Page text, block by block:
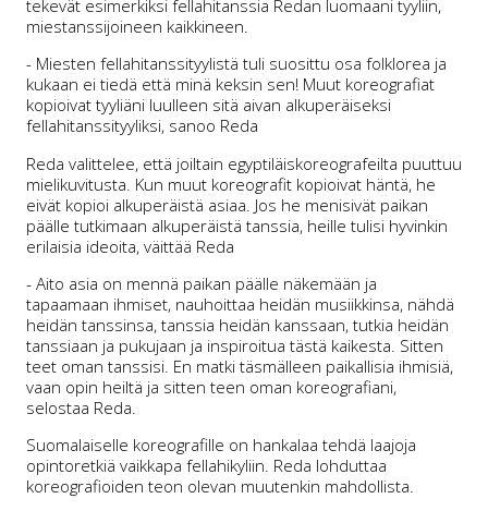
tekevät esimerkiksi fellahitanssia Redan luomaani tyyliin,
miestanssijoineen kaikkineen.
- Miesten fellahitanssityylistä tuli suosittu osa folklorea ja
kukaan ei tiedä että minä keksin sen! Muut koreografiat
kopioivat tyyliäni luulleen sitä aivan alkuperäiseksi
fellahitanssityyliksi, sanoo Reda
Reda valittelee, että joiltain egyptiläiskoreografeilta puuttuu
mielikuvitusta. Kun muut koreografit kopioivat häntä, he
eivät kopioi alkuperäistä asiaa. Jos he menisivät paikan
päälle tutkimaan alkuperäistä tanssia, heille tulisi hyvinkin
erilaisia ideoita, väittää Reda
- Aito asia on mennä paikan päälle näkemään ja
tapaamaan ihmiset, nauhoittaa heidän musiikkinsa, nähdä
heidän tanssinsa, tanssia heidän kanssaan, tutkia heidän
tanssiaan ja pukujaan ja inspiroitua tästä kaikesta. Sitten
teet oman tanssisi. En matki täsmälleen paikallisia ihmisiä,
vaan opin heiltä ja sitten teen oman koreografiani,
selostaa Reda.
Suomalaiselle koreografille on hankalaa tehdä laajoja
opintoretkiä vaikkapa fellahikyliin. Reda lohduttaa
koreografioiden teon olevan muutenkin mahdollista.